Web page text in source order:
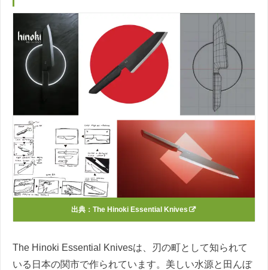
出典： The Hinoki Essential Knives
The Hinoki Essential Knivesは、刃の町として知られて
いる日本の関市で作られています。美しい水源と田んぼ